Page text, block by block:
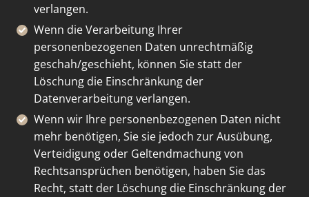
verlangen.
Wenn die Verarbeitung Ihrer
personenbezogenen Daten unrechtmäßig
geschah/geschieht, können Sie statt der
Löschung die Einschränkung der
Datenverarbeitung verlangen.
Wenn wir Ihre personenbezogenen Daten nicht
mehr benötigen, Sie sie jedoch zur Ausübung,
Verteidigung oder Geltendmachung von
Rechtsansprüchen benötigen, haben Sie das
Recht, statt der Löschung die Einschränkung der